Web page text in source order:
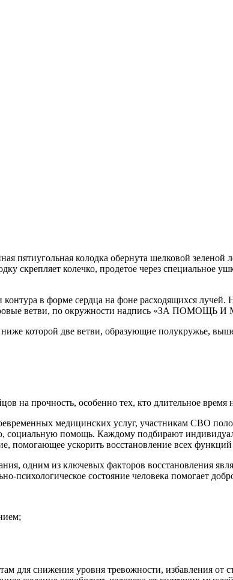
пятиугольная колодка обернута шелковой
скрепляет колечко, продетое через специальное
в форме сердца на фоне расходящихся лучей.
ветви, по окружности надпись «ЗА
ниже которой две ветви, образующие
на прочность, особенно тех, кто длительное время
медицинских услуг, участникам СВО
помощь. Каждому подбирают
помогающее ускорить восстановление всех
одним из ключевых факторов восстановления
психологическое состояние человека помогает
для снижения уровня тревожности, избавления от